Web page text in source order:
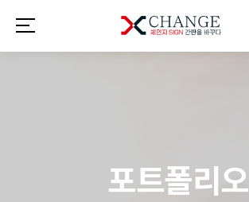
포트폴리오